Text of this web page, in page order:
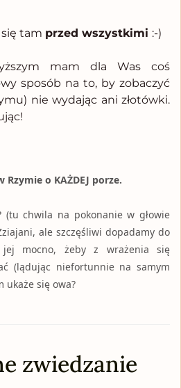
tam przed wszystkimi :-)
mam dla Was coś
sposób na to, by zobaczyć
nie wydając ani złotówki.
o KAŻDEJ porze.
(tu chwila na pokonanie w głowie
ale szczęśliwi dopadamy do
jej mocno, żeby z wrażenia się
(lądując niefortunnie na samym
ukaże się owa?
zwiedzanie